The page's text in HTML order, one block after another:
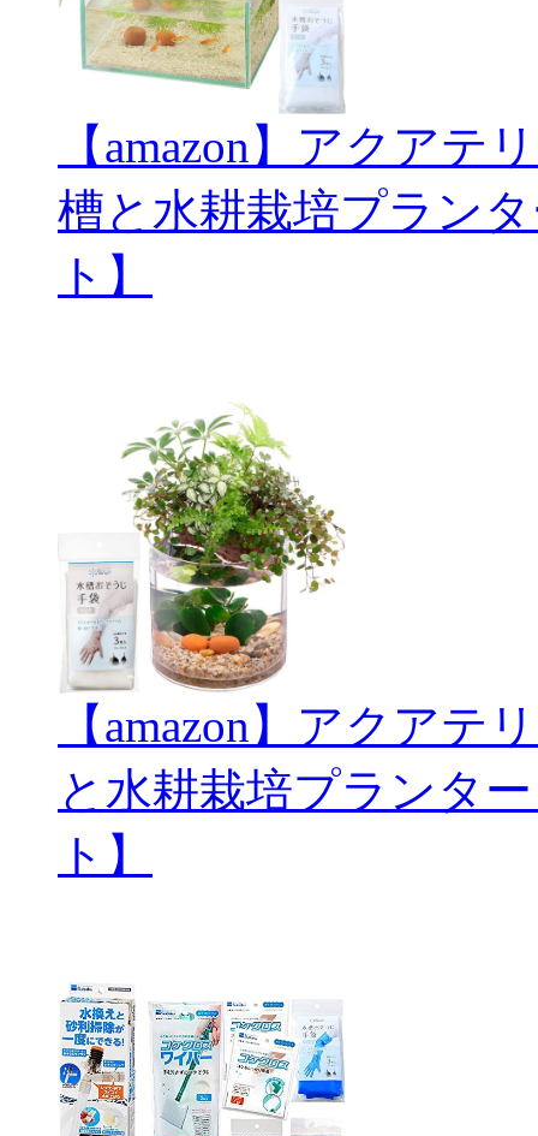
【amazon】アクアテ
槽と水耕栽培プラン
ト】
【amazon】アクアテ
と水耕栽培プランタ
ト】